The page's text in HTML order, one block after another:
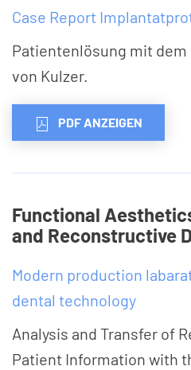
Case Report
Patientenlösung mit dem
von Kulzer.
PDF ANZEIGEN
Functional
and Reconstructive
Modern production
dental technology
Analysis and Transfer of
Patient Information with